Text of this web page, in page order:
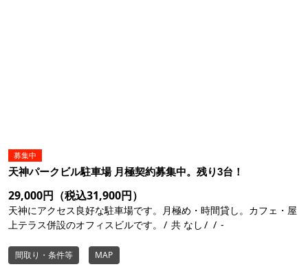
募集中
天神パークビル駐車場 月極契約募集中。残り3台！
29,000円（税込31,900円）
天神にアクセス良好な駐車場です。月極め・時間貸し。カフェ・屋
上テラス併設のオフィスビルです。
共 なし -
間取り・条件等 MAP